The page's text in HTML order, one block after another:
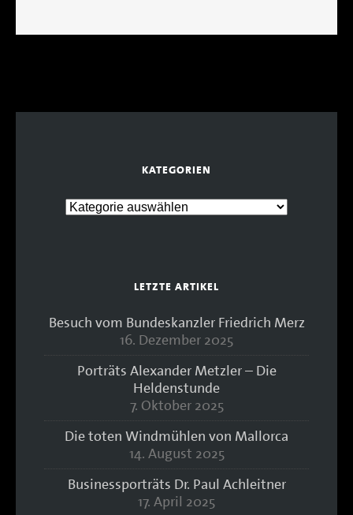
KATEGORIEN
LETZTE ARTIKEL
Besuch vom Bundeskanzler Friedrich Merz
16. Dezember 2025
Porträts Alexander Metzler – Die
Heldenstunde
7. Oktober 2025
Die toten Windmühlen von Mallorca
14. August 2025
Businessporträts Dr. Paul Achleitner
17. April 2025